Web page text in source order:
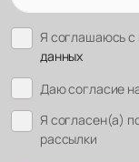
Я соглашаюсь с
данных
Даю согласие
Я согласен(а)
рассылки